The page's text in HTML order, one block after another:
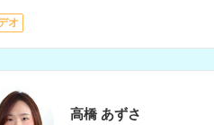
オ
高橋 あずさ